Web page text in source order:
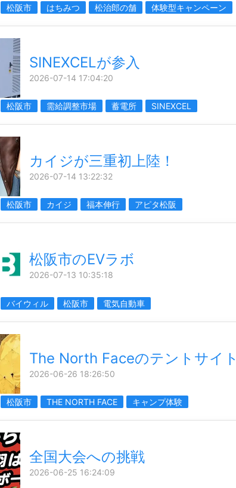
松阪市 はちみつ 松治郎の舗 体験型キャンペーン
SINEXCELが参入
2026-07-14 17:04:20
松阪市 需給調整市場 蓄電所 SINEXCEL
カイジが三重初上陸！
2026-07-14 13:22:32
松阪市 カイジ 福本伸行 アピタ松阪
松阪市のEVラボ
2026-07-13 10:35:18
バイウィル 松阪市 電気自動車
The North Faceのテントサイト
2026-06-26 18:26:50
松阪市 THE NORTH FACE キャンプ体験
全国大会への挑戦
2026-06-25 16:24:09